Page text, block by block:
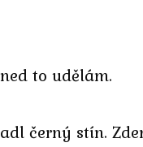
to udělám.
černý stín.